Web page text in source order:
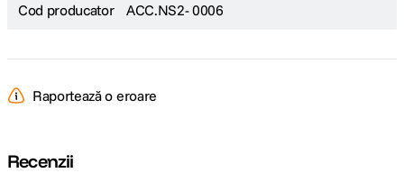
Cod producator ACC.NS2- 0006
Raportează o eroare
Recenzii